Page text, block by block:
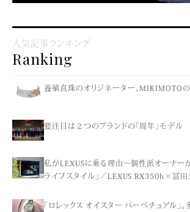
人気記事ランキング
Ranking
養殖真珠のオリジネーター、MIKIMOTO
要注目は２つのブランドの「周年」モデル
私がLEXUSに乗る理由〜個性派オーナー
ライフスタイル」／LEXUS RX350h×冨
「ロレックス オイスター パーペチュアル」